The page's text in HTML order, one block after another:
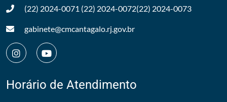
(22) 2024-0071 (22) 2024-0072(22) 2024-0073
gabinete@cmcantagalo.rj.gov.br
Horário de Atendimento